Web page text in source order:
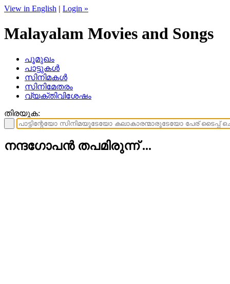
View in English | Login »
Malayalam Movies and Songs
പൂമുഖം
പാട്ടുകള്‍
സിനിമകള്‍
സിനിമേതരം
വ്യക്തിവിശേഷം
തിരയുക:
നന്ദഗോപന്‍ തപമിരുന്ന് ...